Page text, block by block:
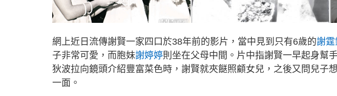
網上近日流傳謝賢一家四口於38年前的影片，當中見到只有6歲的謝霆
子非常可愛，而胞妹謝婷婷則坐在父母中間。片中指謝賢一早起身幫
狄波拉向鏡頭介紹豐富菜色時，謝賢就夾餸照顧女兒，之後又問兒子
一面。